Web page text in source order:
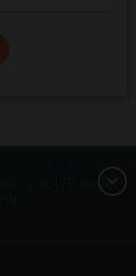
4, 10179 Berlin,